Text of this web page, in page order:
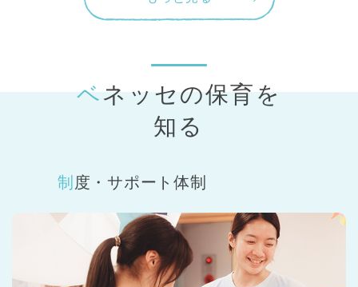
ベネッセの保育を
知る
制度・サポート体制